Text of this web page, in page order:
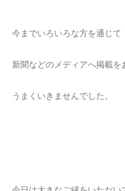
今までいろいろな方を通じて
新聞などのメディアへ掲載
うまくいきませんでした。